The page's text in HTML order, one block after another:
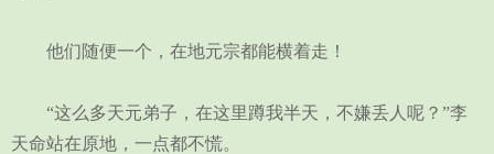
他们随便一个，在地元宗都能横着走！
“这么多天元弟子，在这里蹲我半天，不嫌丢人呢？”李
天命站在原地，一点都不慌。